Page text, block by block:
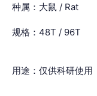
种属：大鼠 / Rat
规格：48T / 96T
用途：仅供科研使用